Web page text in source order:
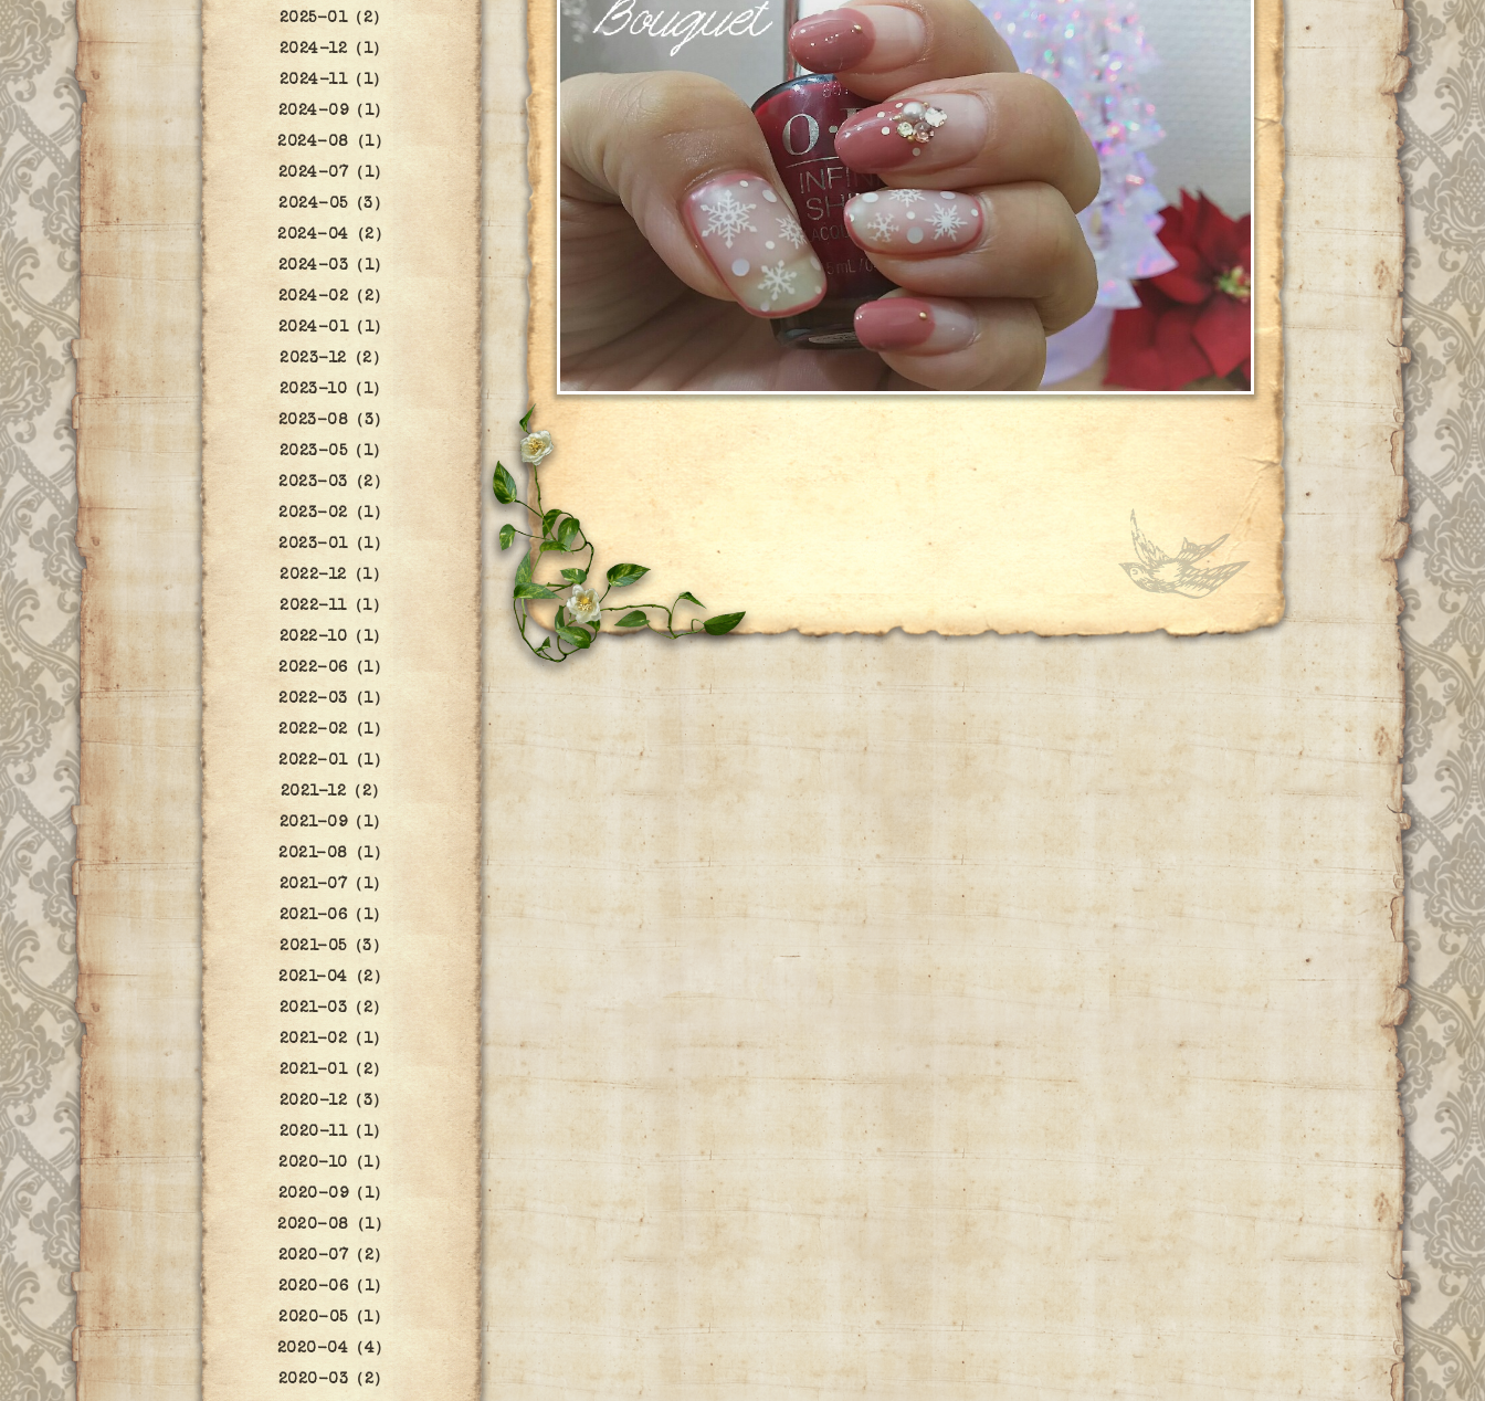
2025-01（2）
2024-12（1）
2024-11（1）
2024-09（1）
2024-08（1）
2024-07（1）
2024-05（3）
2024-04（2）
2024-03（1）
2024-02（2）
2024-01（1）
2023-12（2）
2023-10（1）
2023-08（3）
2023-05（1）
2023-03（2）
2023-02（1）
2023-01（1）
2022-12（1）
2022-11（1）
2022-10（1）
2022-06（1）
2022-03（1）
2022-02（1）
2022-01（1）
2021-12（2）
2021-09（1）
2021-08（1）
2021-07（1）
2021-06（1）
2021-05（3）
2021-04（2）
2021-03（2）
2021-02（1）
2021-01（2）
2020-12（3）
2020-11（1）
2020-10（1）
2020-09（1）
2020-08（1）
2020-07（2）
2020-06（1）
2020-05（1）
2020-04（4）
2020-03（2）